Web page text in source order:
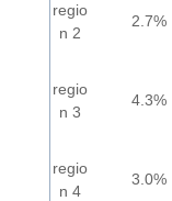
regio
n 2
2.7%
regio
n 3
4.3%
regio
n 4
3.0%